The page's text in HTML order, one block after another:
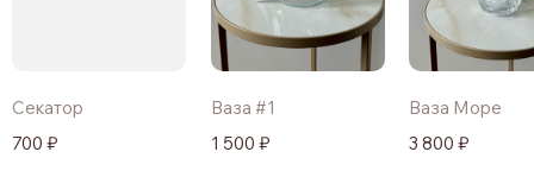
1 500 ₽
Ваза #1
3 800 ₽
Ваза Море
700 ₽
Секатор